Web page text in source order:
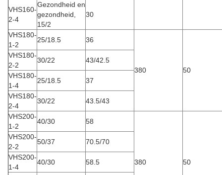
VHS160-
2-4
Gezondheid en
gezondheid,
15/2
30
VHS180-
1-2
25/18.5 36
380 50
VHS180-
2-2
30/22
43/42.5
VHS180-
1-4
25/18.5
37
VHS180-
2-4
30/22
43.5/43
VHS200-
1-2
40/30 58
380 50
VHS200-
2-2
50/37
70.5/70
VHS200-
1-4
40/30
58.5